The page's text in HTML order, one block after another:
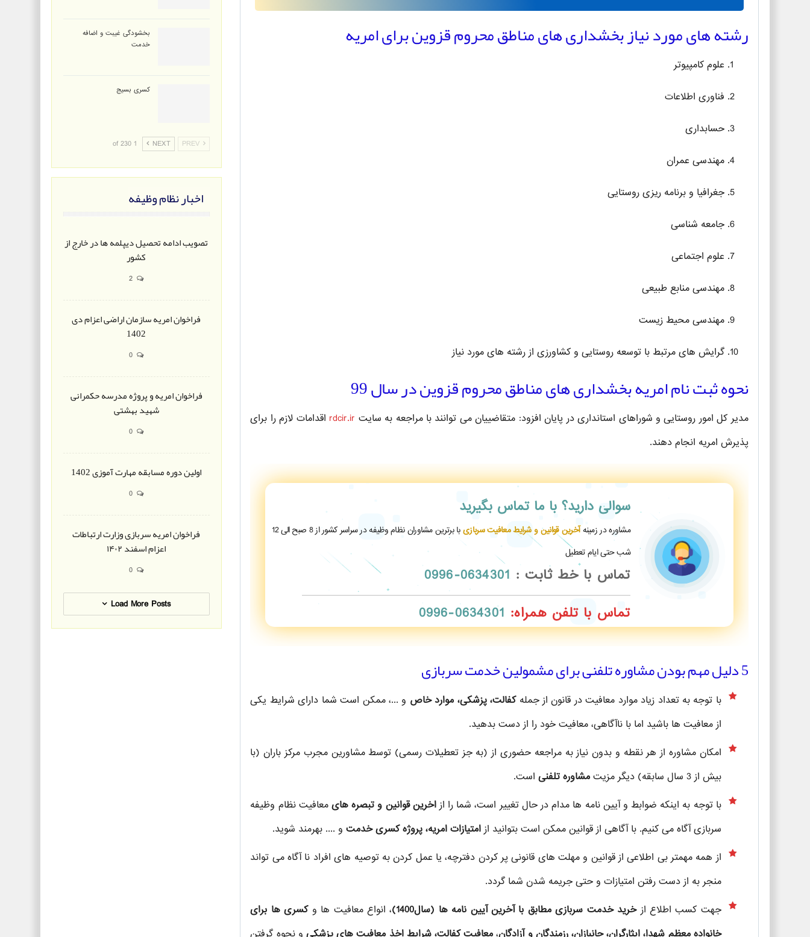
رشته های مورد نیاز بخشداری های مناطق محروم قزوین برای امریه
علوم کامپیوتر
فناوری اطلاعات
حسابداری
مهندسی عمران
جغرافیا و برنامه ریزی روستایی
جامعه شناسی
علوم اجتماعی
مهندسی منابع طبیعی
مهندسی محیط زیست
گرایش های مرتبط با توسعه روستایی و کشاورزی از رشته های مورد نیاز
نحوه ثبت نام امریه بخشداری های مناطق محروم قزوین در سال 99
مدیر کل امور روستایی و شوراهای استانداری در پایان افزود: متقاضییان می توانند با مراجعه به سایت rdcir.ir اقدامات لازم را برای
پذیرش امریه انجام دهند.
سوالی دارید؟ با ما تماس بگیرید
مشاوره در زمینهآخرین قوانین و شرایط معافیت سربازی
با برترین مشاوران نظام وظیفه در سراسر کشور از 8 صبح الی 12
شب حتی ایام تعطیل
تماس با خط ثابت : 0634301-0996
تماس با تلفن همراه: 0634301-0996
5 دلیل مهم بودن مشاوره تلفنی برای مشمولین خدمت سربازی
با توجه به تعداد زیاد موارد معافیت در قانون از جملهکفالت، پزشکی، موارد خاص و ...، ممکن است شما دارای شرایط یکی
از معافیت ها باشید اما با ناآگاهی، معافیت خود را از دست بدهید.
امکان مشاوره از هر نقطه و بدون نیاز به مراجعه حضوری از (به جز تعطیلات رسمی) توسط مشاورین مجرب مرکز باران (با
بیش از 3 سال سابقه) دیگر مزیت
مشاوره تلفنی است.
با توجه به اینکه ضوابط و آیین نامه ها مدام در حال تغییر است، شما را ازاخرین قوانین و تبصره هایمعافیت نظام وظیفه
سربازی آگاه می کنیم. با آگاهی از قوانین ممکن است بتوانید از امتیازات امریه، پروژه کسری خدمت و .... بهرمند شوید.
از همه مهمتر بی اطلاعی از قوانین و مهلت های قانونی پر کردن دفترچه، یا عمل کردن به توصیه های افراد نا آگاه می تواند
منجر به از دست رفتن امتیازات و حتی جریمه شدن شما گردد.
جهت کسب اطلاع از خرید خدمت سربازی مطابق با آخرین آیین نامه ها (سال1400) ، انواع معافیت ها و کسری ها برای
خانواده معظم شهدا، ایثارگران، جانبازان، رزمندگان و آزادگان، معافیت کفالت، شرایط اخذ معافیت های پزشکیو نحوه گرفتن
بخشودگی غیبت و اضافه
خدمت
کسری بسیج
PREV
NEXT
1 of 230
اخبار نظام وظیفه
تصویب ادامه تحصیل دیپلمه ها در خارج از
کشور
فراخوان امریه سازمان اراضی اعزام دی
1402
فراخوان امریه و پروژه مدرسه حکمرانی
شهید بهشتی
اولین دوره مسابقه مهارت آموزی 1402
فراخوان امریه سربازی وزارت ارتباطات
اعزام اسفند ۱۴۰۲
Load More Posts